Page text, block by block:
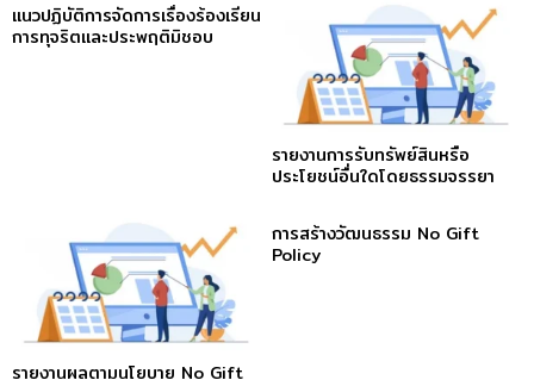
แนวปฏิบัติการจัดการเรื่องร้องเรียน
การทุจริตและประพฤติมิชอบ
รายงานการรับทรัพย์สินหรือ
ประโยชน์อื่นใดโดยธรรมจรรยา
รายงานผลตามนโยบาย No Gift
การสร้างวัฒนธรรม No Gift
Policy